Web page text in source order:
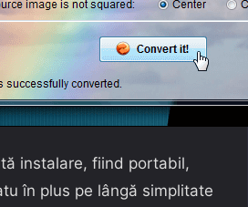
instalare, fiind portabil,
în plus pe lângă simplitate